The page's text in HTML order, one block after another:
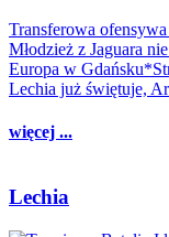
Transferowa
Młodzież z Jaguara
Europa w
Lechia już świętuje,
więcej ...
Lechia